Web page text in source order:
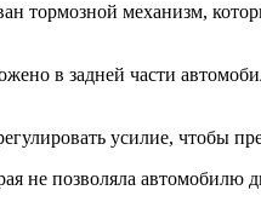
тормозной механизм,
в задней части
усилие, чтобы
не позволяла автомобилю